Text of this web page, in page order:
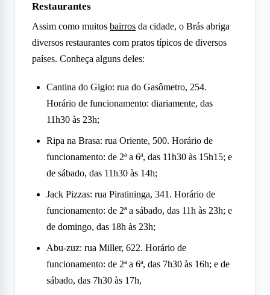
Restaurantes
Assim como muitos bairros da cidade, o Brás abriga
diversos restaurantes com pratos típicos de diversos
países. Conheça alguns deles:
Cantina do Gigio: rua do Gasômetro, 254.
Horário de funcionamento: diariamente, das
11h30 às 23h;
Ripa na Brasa: rua Oriente, 500. Horário de
funcionamento: de 2ª a 6ª, das 11h30 às 15h15; e
de sábado, das 11h30 às 14h;
Jack Pizzas: rua Piratininga, 341. Horário de
funcionamento: de 2ª a sábado, das 11h às 23h; e
de domingo, das 18h às 23h;
Abu-zuz: rua Miller, 622. Horário de
funcionamento: de 2ª a 6ª, das 7h30 às 16h; e de
sábado, das 7h30 às 17h,